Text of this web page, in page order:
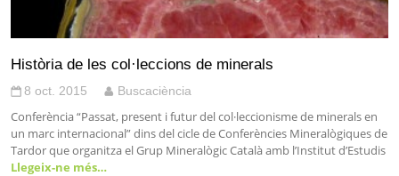
Història de les col·leccions de minerals
8 oct. 2015 Buscaciència
Conferència “Passat, present i futur del col·leccionisme de minerals en
un marc internacional” dins del cicle de Conferències Mineralògiques de
Tardor que organitza el Grup Mineralògic Català amb l’Institut d’Estudis
Llegeix-ne més…